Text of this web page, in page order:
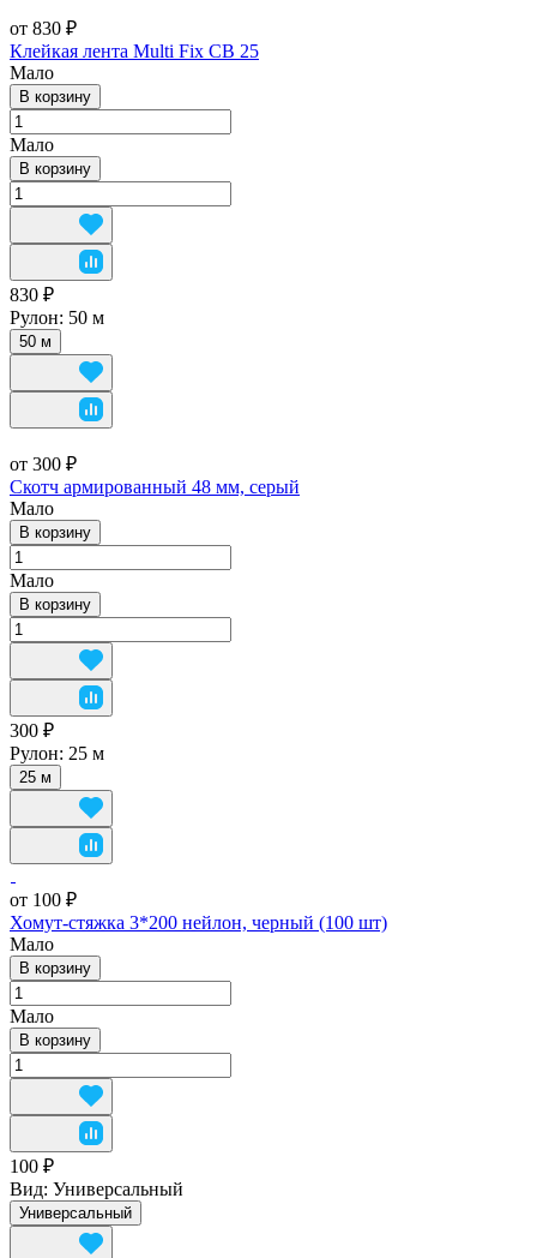
от 830 ₽
Клейкая лента Multi Fix CB 25
Мало
В корзину
Мало
В корзину
830 ₽
Рулон: 50 м
50 м
от 300 ₽
Скотч армированный 48 мм, серый
Мало
В корзину
Мало
В корзину
300 ₽
Рулон: 25 м
25 м
от 100 ₽
Хомут-стяжка 3*200 нейлон, черный (100 шт)
Мало
В корзину
Мало
В корзину
100 ₽
Вид: Универсальный
Универсальный